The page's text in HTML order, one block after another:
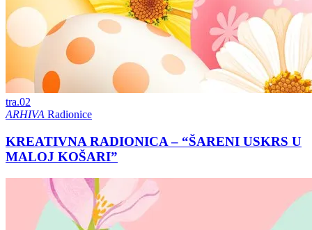
tra.02
ARHIVA Radionice
KREATIVNA RADIONICA – “ŠARENI USKRS U
MALOJ KOŠARI”